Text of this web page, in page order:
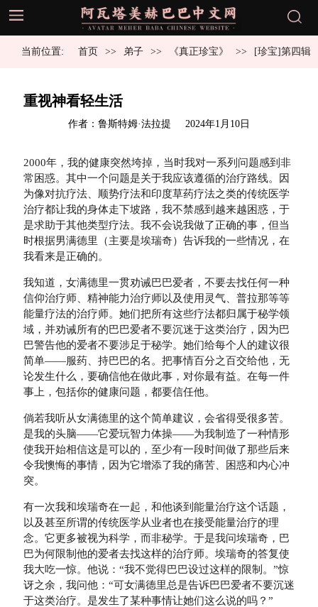
当前位置: 首页 弟子 《真正珍宝》 [珍宝]第四辑
重视神看轻生活
作者：鲁斯特姆·法拉提
发
2024年1月10日
2000年，我的健康突然垮掉，当时我对一系列问题感到非
常困惑。其中一个问题是关于我应该遵循的治疗路线。因
为像对抗疗法、顺势疗法和印度草药疗法之类的传统医学
治疗都让我的身体走下坡路，我不禁感到越来越困惑，于
是求助于其他类型疗法。我不会说我做了正确的事，但当
时根据男满德里（主要是埃瑞奇）告诉我的一些情况，在
我看来是正确的。
我知道，女满德里一贯劝诫巴巴爱者，不要去找任何一种
信仰治疗师、精神能力治疗师以及使用灵气、普拉那等等
能量疗法的治疗师。她们把所有这些疗法都归属于秘学领
域，并劝诫所有的巴巴爱者不要沉迷于这类治疗，因为巴
巴警告他的爱者不要涉足于秘学。她们给每个人的建议很
简单——服药、持巴巴的名。把事情百分之百交给他，无
论发生什么，要确信他在做此事，对你最有益。在每一件
事上，包括你的健康问题，都要信任他。
倘若我听从女满德里的这个简单建议，会省得受很多苦。
是我的头脑——它爱玩智力体操——为我制造了一种情形
使我开始相信这是可以的，至少有一段时间做了那些后来
令我懊悔的事情，因为它增添了我的痛苦、困惑和内心冲
突。
有一次我和埃瑞奇在一起，和他谈到能量治疗这个话题，
以及甚至所谓的传统医学从业者也在接受能量治疗的理
念。它更多被视为科学，而非秘学。于是我问埃瑞奇，巴
巴为何限制他的爱者去找这样的治疗师。埃瑞奇的答复使
我大吃一惊。他说：“我不觉得巴巴设过这样的限制。”惊
讶之余，我问他：“可女满德里总是告诉巴巴爱者不要沉迷
于这类治疗。是发生了某种事情让她们这么说的吗？”